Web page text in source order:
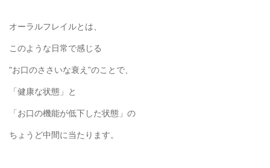
オーラルフレイルとは、
このような日常で感じる
"お口のささいな衰え”のことで、
「健康な状態」と
「お口の機能が低下した状態」の
ちょうど中間に当たります。